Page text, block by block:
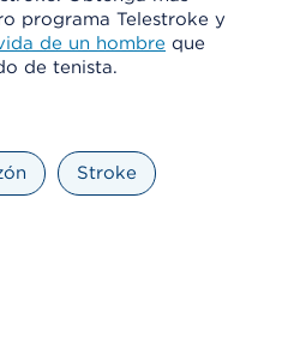
programa Telestroke y
de un hombre que
de tenista.
Stroke